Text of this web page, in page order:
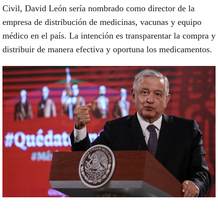
Civil, David León sería nombrado como director de la
empresa de distribución de medicinas, vacunas y equipo
médico en el país. La intención es transparentar la compra y
distribuir de manera efectiva y oportuna los medicamentos.